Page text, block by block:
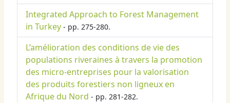
Integrated Approach to Forest Management
in Turkey - pp. 275-280.
L’amélioration des conditions de vie des
populations riveraines à travers la promotion
des micro-entreprises pour la valorisation
des produits forestiers non ligneux en
Afrique du Nord - pp. 281-282.